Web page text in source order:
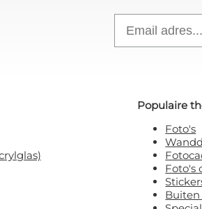
Populaire
Foto's
Foto's
Buiten